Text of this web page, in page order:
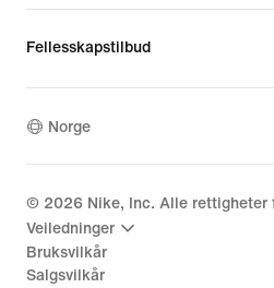
Fellesskapstilbud
Norge
© 2026 Nike, Inc. Alle rettigheter
Veiledninger
Bruksvilkår
Salgsvilkår